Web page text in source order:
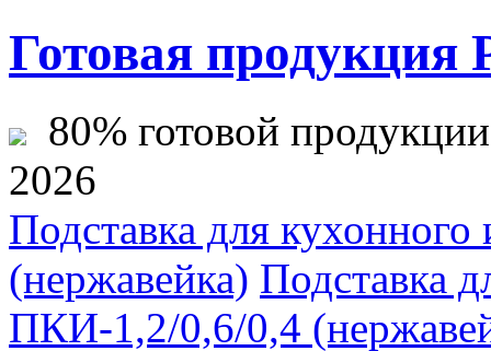
Готовая продукция
80% готовой
2026
Подставка для
(нержавейка) Подставка
ПКИ-1,2/0,6/0,4